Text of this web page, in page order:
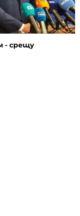
- срещу